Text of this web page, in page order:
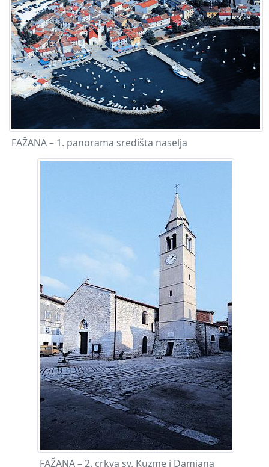
FAŽANA – 1. panorama središta naselja
FAŽANA – 2. crkva sv. Kuzme i Damjana